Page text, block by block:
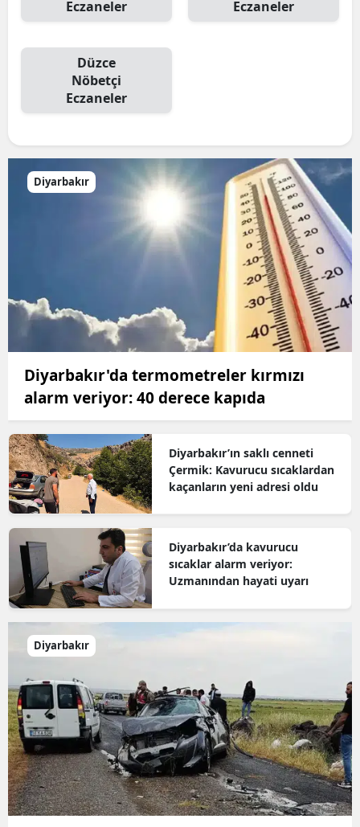
Eczaneler Eczaneler
Düzce
Nöbetçi
Eczaneler
Diyarbakır
Diyarbakır'da termometreler kırmızı
alarm veriyor: 40 derece kapıda
Diyarbakır’ın saklı cenneti
Çermik: Kavurucu sıcaklardan
kaçanların yeni adresi oldu
Diyarbakır’da kavurucu
sıcaklar alarm veriyor:
Uzmanından hayati uyarı
Diyarbakır